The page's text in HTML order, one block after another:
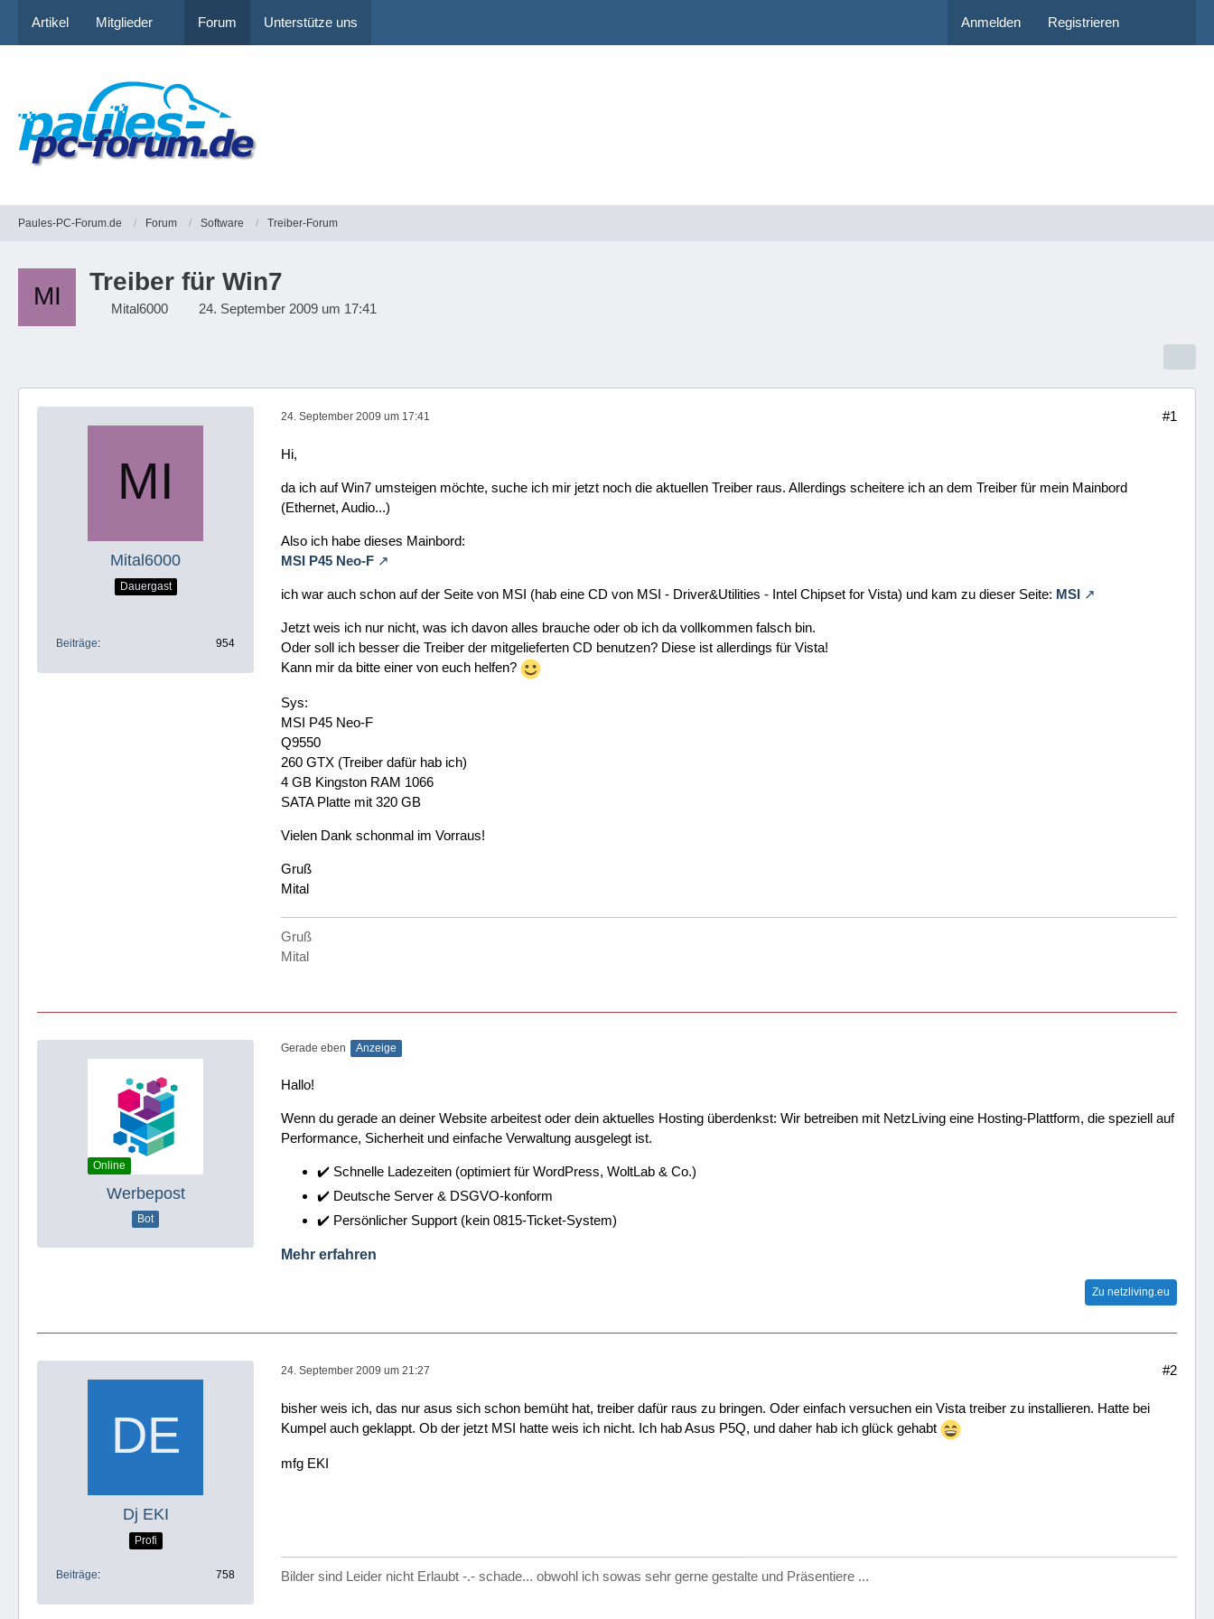
Artikel Mitglieder Forum Unterstütze uns Anmelden Registrieren
Paules-PC-Forum.de Forum Software Treiber-Forum
Treiber für Win7
Mital6000 24. September 2009 um 17:41
Mital6000
Dauergast
Beiträge 954
24. September 2009 um 17:41 #1
Hi,
da ich auf Win7 umsteigen möchte, suche ich mir jetzt noch die aktuellen Treiber raus. Allerdings scheitere ich an dem Treiber für mein Mainbord
(Ethernet, Audio...)
Also ich habe dieses Mainbord:
MSI P45 Neo-F
ich war auch schon auf der Seite von MSI (hab eine CD von MSI - Driver&Utilities - Intel Chipset for Vista) und kam zu dieser Seite: MSI
Jetzt weis ich nur nicht, was ich davon alles brauche oder ob ich da vollkommen falsch bin.
Oder soll ich besser die Treiber der mitgelieferten CD benutzen? Diese ist allerdings für Vista!
Kann mir da bitte einer von euch helfen?
Sys:
MSI P45 Neo-F
Q9550
260 GTX (Treiber dafür hab ich)
4 GB Kingston RAM 1066
SATA Platte mit 320 GB
Vielen Dank schonmal im Vorraus!
Gruß
Mital
Gruß
Mital
Online
Werbepost
Bot
Gerade eben Anzeige
Hallo!
Wenn du gerade an deiner Website arbeitest oder dein aktuelles Hosting überdenkst: Wir betreiben mit NetzLiving eine Hosting-Plattform, die speziell auf
Performance, Sicherheit und einfache Verwaltung ausgelegt ist.
✔️ Schnelle Ladezeiten (optimiert für WordPress, WoltLab & Co.)
✔️ Deutsche Server & DSGVO-konform
✔️ Persönlicher Support (kein 0815-Ticket-System)
Mehr erfahren
Zu netzliving.eu
Dj EKI
Profi
Beiträge 758
24. September 2009 um 21:27 #2
bisher weis ich, das nur asus sich schon bemüht hat, treiber dafür raus zu bringen. Oder einfach versuchen ein Vista treiber zu installieren. Hatte bei
Kumpel auch geklappt. Ob der jetzt MSI hatte weis ich nicht. Ich hab Asus P5Q, und daher hab ich glück gehabt
mfg EKI
Bilder sind Leider nicht Erlaubt -.- schade... obwohl ich sowas sehr gerne gestalte und Präsentiere ...